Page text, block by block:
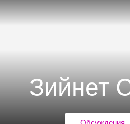
Зийнет